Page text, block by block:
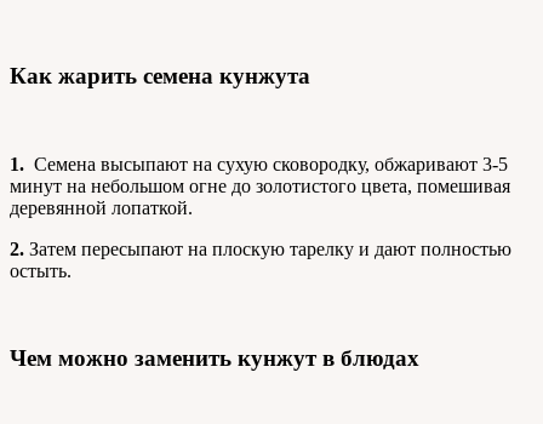
Как жарить семена кунжута
1. Семена высыпают на сухую сковородку, обжаривают 3-5
минут на небольшом огне до золотистого цвета, помешивая
деревянной лопаткой.
2. Затем пересыпают на плоскую тарелку и дают полностью
остыть.
Чем можно заменить кунжут в блюдах